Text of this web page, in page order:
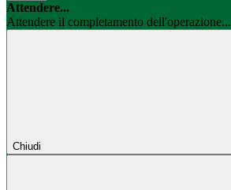
Attendere...
Attendere il completamento dell'operazione...
Chiudi